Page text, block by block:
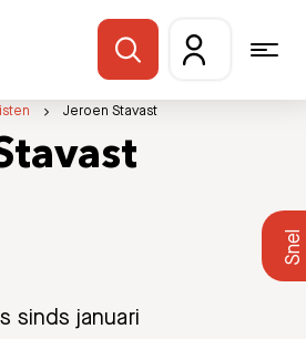
Jeroen Stavast
sinds januari